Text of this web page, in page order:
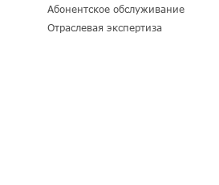
Абонентское обслуживание
Отраслевая экспертиза